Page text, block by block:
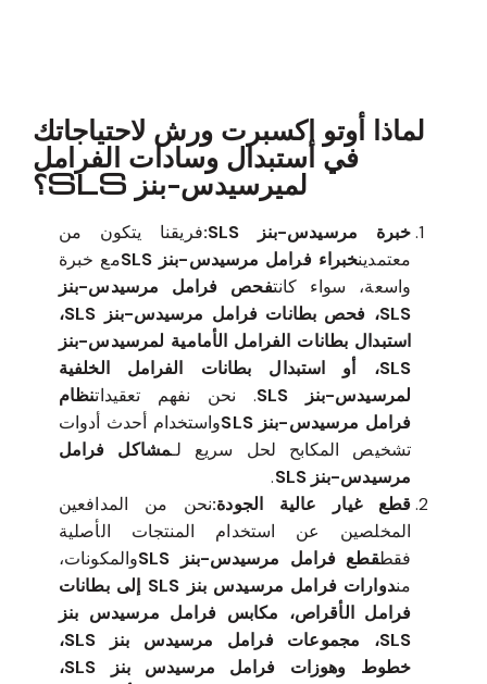
لماذا أوتو إكسبرت ورش لاحتياجاتك
في استبدال وسادات الفرامل
لميرسيدس-بنز SLS؟
خبرة مرسيدس-بنز SLS:
فريقنا يتكون من
معتمدينخبراء فرامل مرسيدس-بنز SLS
مع خبرة
واسعة، سواء كانتفحص فرامل مرسيدس-بنز
SLS، فحص بطانات فرامل مرسيدس-بنز SLS،
استبدال بطانات الفرامل الأمامية لمرسيدس-بنز
SLS، أو استبدال بطانات الفرامل الخلفية
لمرسيدس-بنز SLS
. نحن نفهم تعقيداتنظام
فرامل مرسيدس-بنز SLS
واستخدام أحدث أدوات
تشخيص المكابح لحل سريع لـمشاكل فرامل
مرسيدس-بنز SLS
.
قطع غيار عالية الجودة:نحن من المدافعين
المخلصين عن استخدام المنتجات الأصلية
فقطقطع فرامل مرسيدس-بنز SLS
والمكونات،
من
دوارات فرامل مرسيدس بنز SLS إلى بطانات
فرامل الأقراص، مكابس فرامل مرسيدس بنز
SLS، مجموعات فرامل مرسيدس بنز SLS،
خطوط وهوزات فرامل مرسيدس بنز SLS،